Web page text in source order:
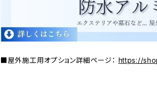
■屋外施工用オプション詳細ページ： https://